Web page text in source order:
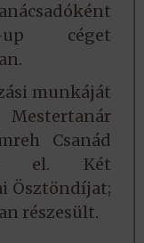
céget
munkáját
Csanád
el. Két
Ösztöndíjat;
részesült.